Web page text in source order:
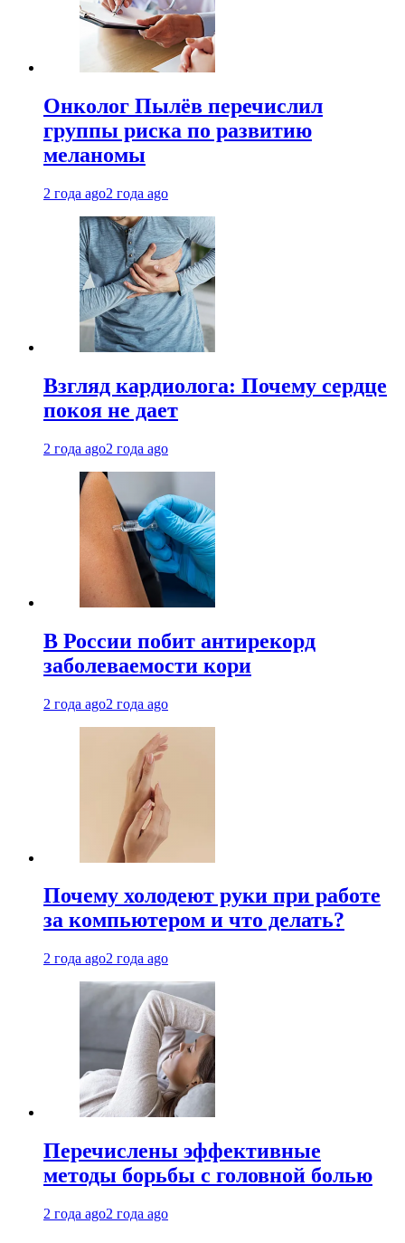
Онколог Пылёв перечислил
группы риска по развитию
меланомы
2 года ago2 года ago
Взгляд кардиолога: Почему сердце
покоя не дает
2 года ago2 года ago
В России побит антирекорд
заболеваемости кори
2 года ago2 года ago
Почему холодеют руки при работе
за компьютером и что делать?
2 года ago2 года ago
Перечислены эффективные
методы борьбы с головной болью
2 года ago2 года ago